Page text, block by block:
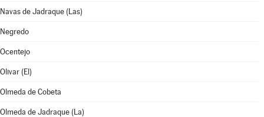
Navas de Jadraque (Las)
Negredo
Ocentejo
Olivar (El)
Olmeda de Cobeta
Olmeda de Jadraque (La)